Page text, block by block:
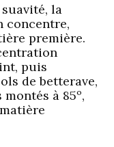
la
concentre,
première.
puis
de betterave,
à 85º,